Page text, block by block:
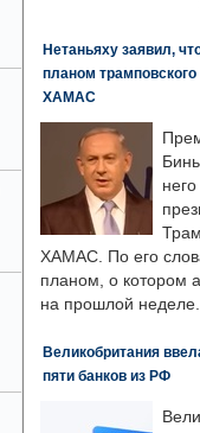
Нетаньяху заявил,
планом
ХАМАС
ХАМАС. По его
планом, о котором
на прошлой неделе.
Великобритания
пяти банков из РФ